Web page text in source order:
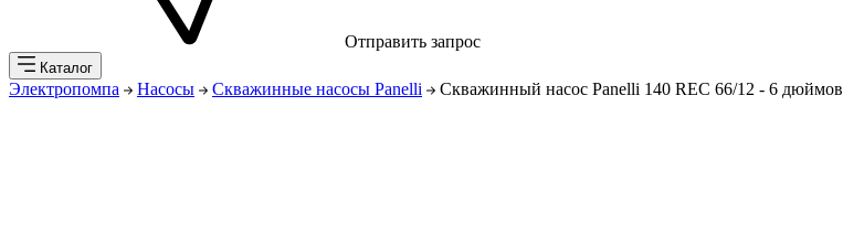
Отправить запрос
Каталог
Электропомпа Насосы Скважинные насосы Panelli Скважинный насос Panelli 140 REC 66/12 - 6 дюймов